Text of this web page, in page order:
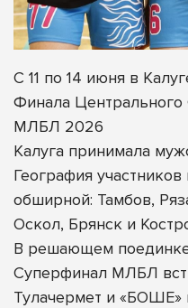
С 11 по 14 июня в
Финала
МЛБЛ 2026
Калуга принимала
География
обширной: Тамбов,
Оскол, Брянск и
В решающем поединке
Суперфинал МЛБЛ
Тулачермет и «БОШЕ»